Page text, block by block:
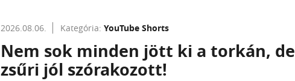
2026.08.06. Kategória: YouTube Shorts
Nem sok minden jött ki a torkán,
zsűri jól szórakozott!